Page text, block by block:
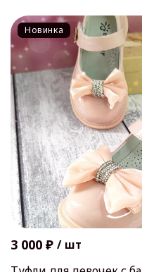
Новинка
3 000 ₽ / шт